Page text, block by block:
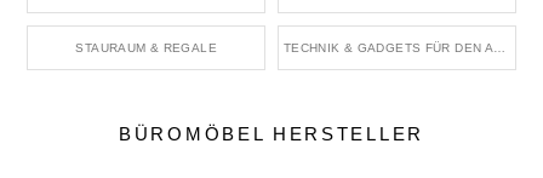
STAURAUM & REGALE TECHNIK & GADGETS FÜR DEN ARBEITSPLATZ
BÜROMÖBEL HERSTELLER